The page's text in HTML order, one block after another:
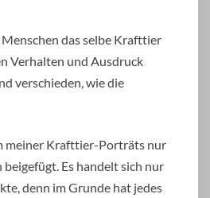
das selbe Krafttier
Verhalten und Ausdruck
verschieden, wie die
meiner Krafttier-Porträts nur
beigefügt. Es handelt sich nur
denn im Grunde hat jedes